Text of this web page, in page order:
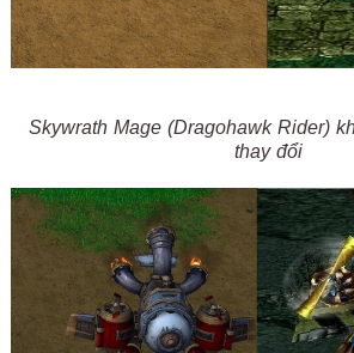
Skywrath Mage (Dragohawk Rider)
thay đổi